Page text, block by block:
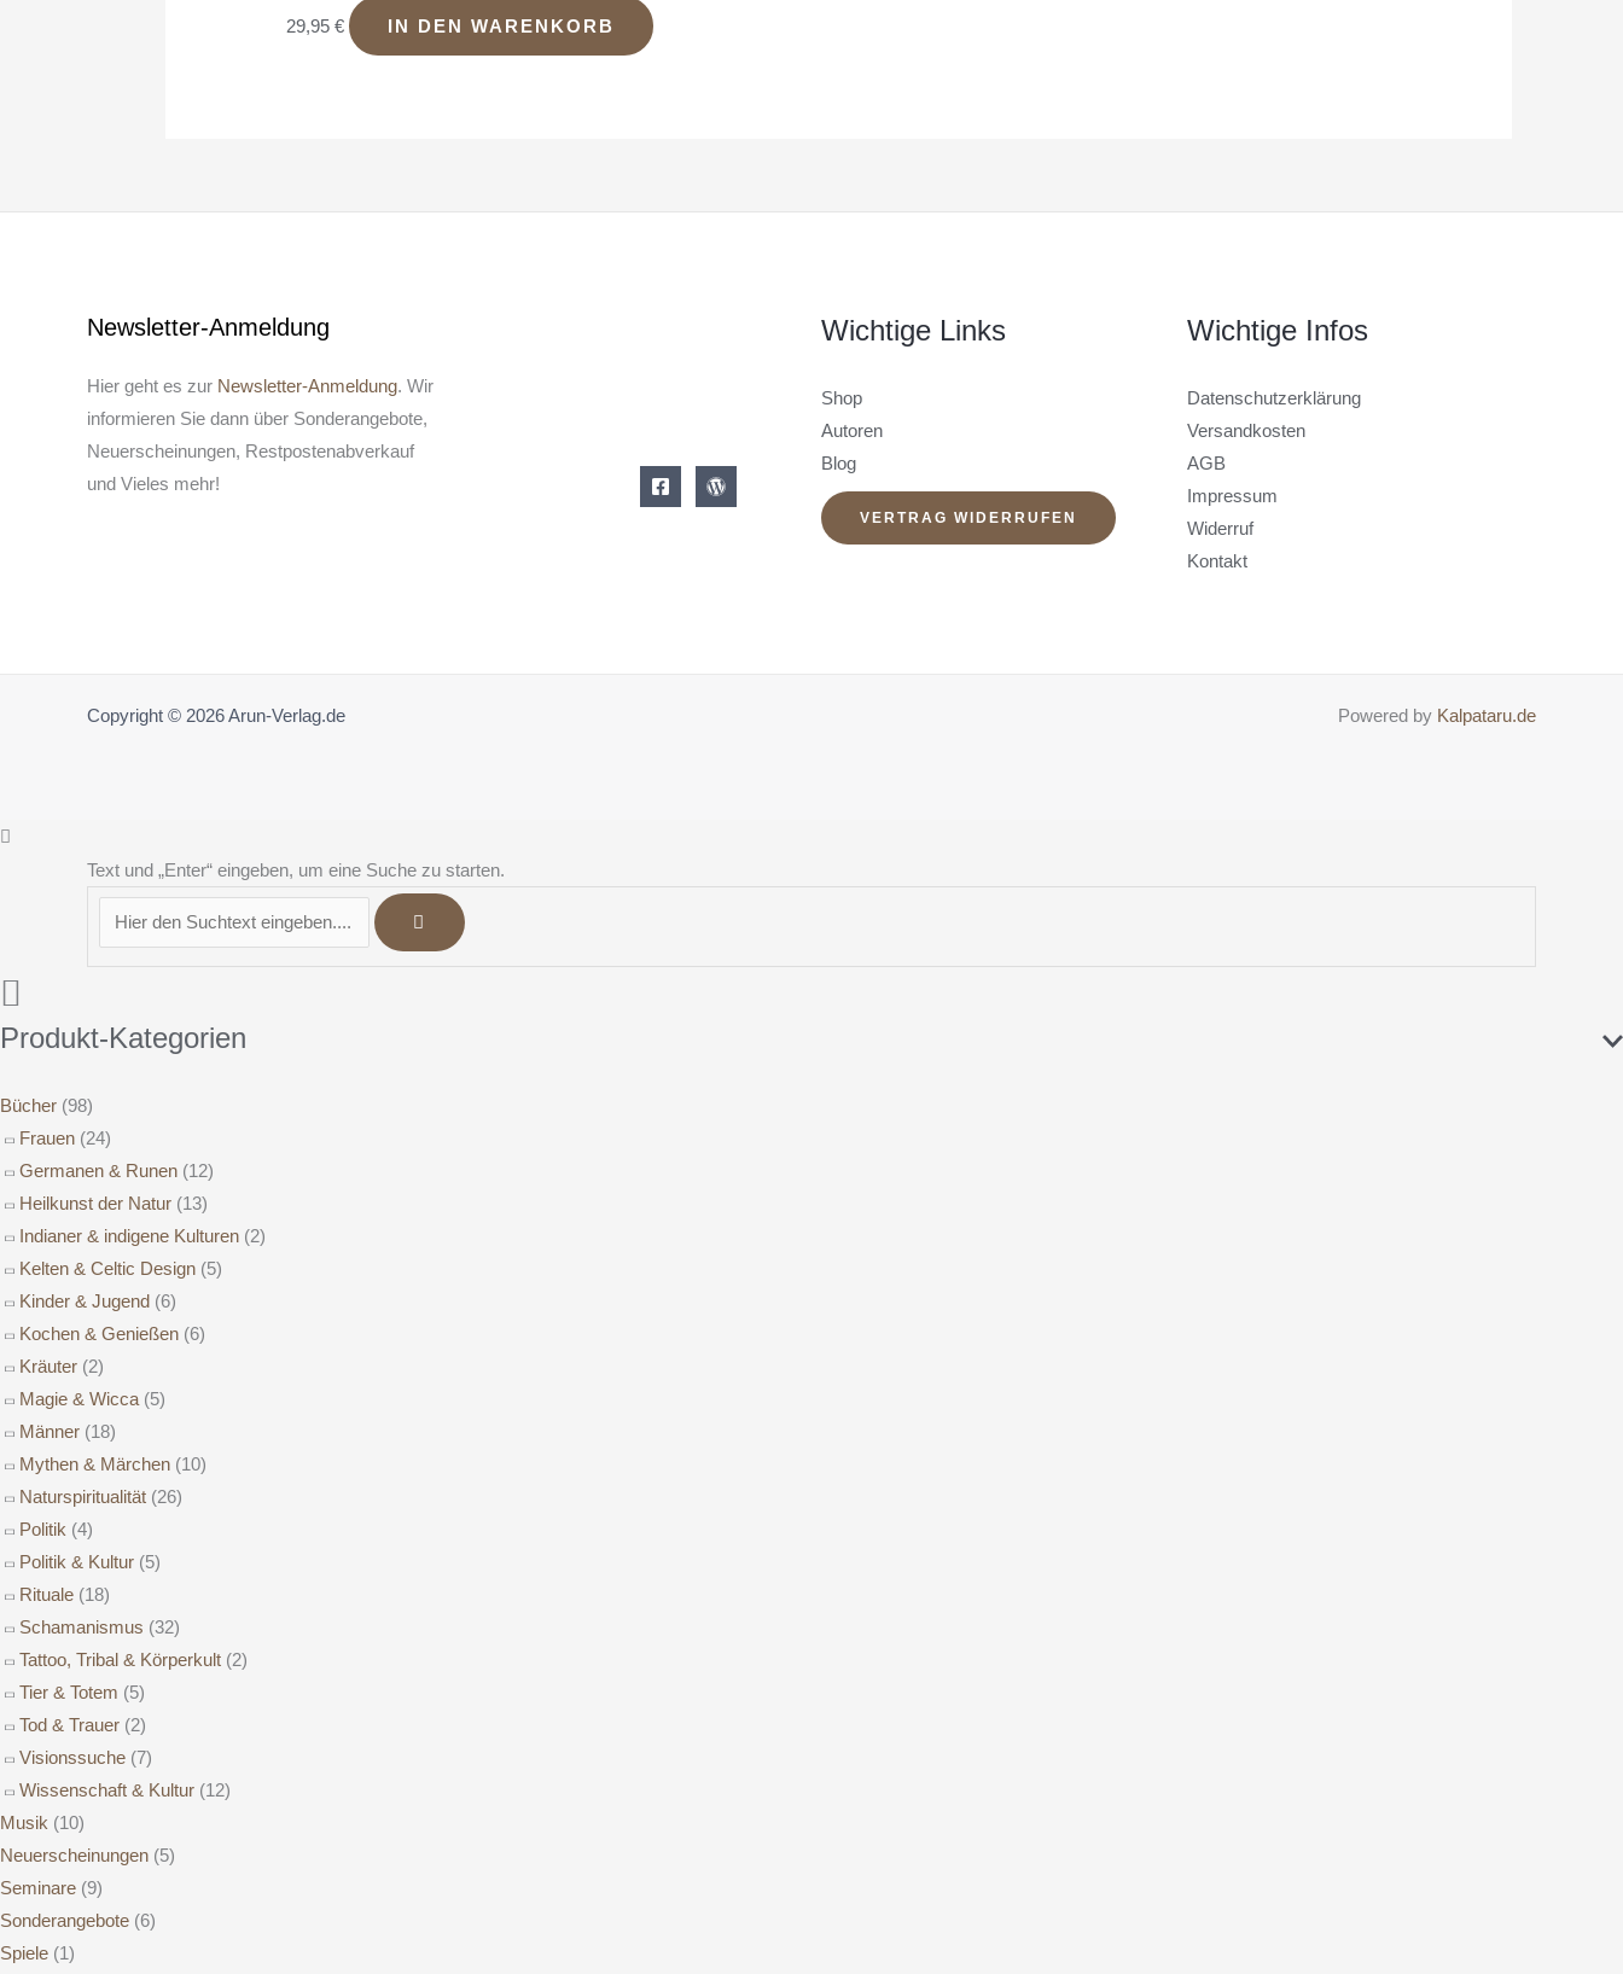
29,95€ IN DEN WARENKORB
Newsletter-Anmeldung
Hier geht es zur Newsletter-Anmeldung. Wir
informieren Sie dann über Sonderangebote,
Neuerscheinungen, Restpostenabverkauf
und Vieles mehr!
Wichtige Links
Shop
Autoren
Blog
VERTRAG WIDERRUFEN
Wichtige Infos
Datenschutzerklärung
Versandkosten
AGB
Impressum
Widerruf
Kontakt
Copyright © 2026 Arun-Verlag.de Powered by Kalpataru.de
Text und „Enter“ eingeben, um eine Suche zu starten.
Produkt-Kategorien
Bücher (98)
Frauen (24)
Germanen & Runen (12)
Heilkunst der Natur (13)
Indianer & indigene Kulturen (2)
Kelten & Celtic Design (5)
Kinder & Jugend (6)
Kochen & Genießen (6)
Kräuter (2)
Magie & Wicca (5)
Männer (18)
Mythen & Märchen (10)
Naturspiritualität (26)
Politik (4)
Politik & Kultur (5)
Rituale (18)
Schamanismus (32)
Tattoo, Tribal & Körperkult (2)
Tier & Totem (5)
Tod & Trauer (2)
Visionssuche (7)
Wissenschaft & Kultur (12)
Musik (10)
Neuerscheinungen (5)
Seminare (9)
Sonderangebote (6)
Spiele (1)